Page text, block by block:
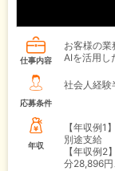
仕事内容
お客様の業
AIを活用し
応募条件
社会人経験
年収
【年収例1】
別途支給
【年収例2】
分28,896